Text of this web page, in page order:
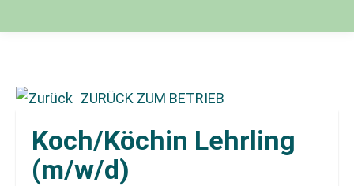
ZURÜCK ZUM BETRIEB
Koch/Köchin Lehrling
(m/w/d)